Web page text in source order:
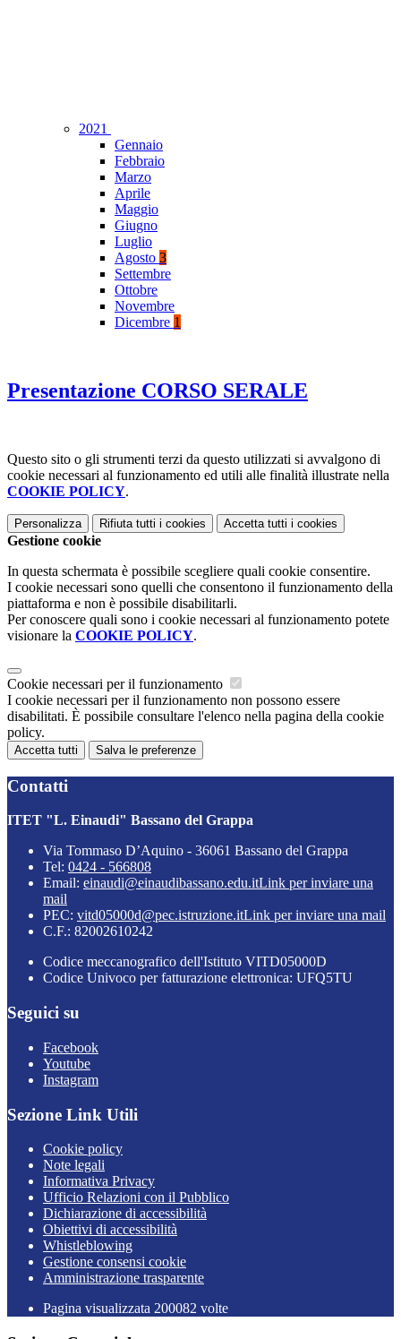
2021
Gennaio
Febbraio
Marzo
Aprile
Maggio
Giugno
Luglio
Agosto 3
Settembre
Ottobre
Novembre
Dicembre 1
Presentazione CORSO SERALE
Questo sito o gli strumenti terzi da questo utilizzati si avvalgono di
cookie necessari al funzionamento ed utili alle finalità illustrate nella
COOKIE POLICY.
Personalizza Rifiuta tutti i cookies Accetta tutti i cookies
Gestione cookie
In questa schermata è possibile scegliere quali cookie consentire.
I cookie necessari sono quelli che consentono il funzionamento della
piattaforma e non è possibile disabilitarli.
Per conoscere quali sono i cookie necessari al funzionamento potete
visionare la COOKIE POLICY.
Cookie necessari per il funzionamento
I cookie necessari per il funzionamento non possono essere
disabilitati. È possibile consultare l'elenco nella pagina della cookie
policy.
Accetta tutti Salva le preferenze
Contatti
ITET "L. Einaudi" Bassano del Grappa
Via Tommaso D’Aquino - 36061 Bassano del Grappa
Tel: 0424 - 566808
Email: einaudi@einaudibassano.edu.itLink per inviare una
mail
PEC: vitd05000d@pec.istruzione.itLink per inviare una mail
C.F.: 82002610242
Codice meccanografico dell'Istituto VITD05000D
Codice Univoco per fatturazione elettronica: UFQ5TU
Seguici su
Facebook
Youtube
Instagram
Sezione Link Utili
Cookie policy
Note legali
Informativa Privacy
Ufficio Relazioni con il Pubblico
Dichiarazione di accessibilità
Obiettivi di accessibilità
Whistleblowing
Gestione consensi cookie
Amministrazione trasparente
Pagina visualizzata 200082 volte